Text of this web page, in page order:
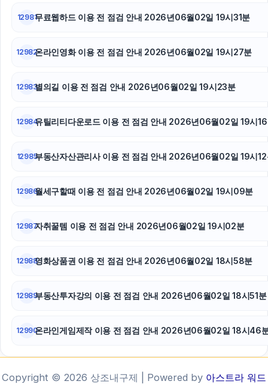
광교피부과
12981무료웹하드 이용 전 점검 안내 2026년06월02일 19시31분
12982온라인영화 이용 전 점검 안내 2026년06월02일 19시27분
12983별의길 이용 전 점검 안내 2026년06월02일 19시23분
12984유틸리티다운로드 이용 전 점검 안내 2026년06월02일 19시
12985부동산자산관리사 이용 전 점검 안내 2026년06월02일 19시12
12986월세구할때 이용 전 점검 안내 2026년06월02일 19시09분
12987자취꿀템 이용 전 점검 안내 2026년06월02일 19시02분
12988영화상품권 이용 전 점검 안내 2026년06월02일 18시58분
12989부동산투자강의 이용 전 점검 안내 2026년06월02일 18시51분
12990온라인게임제작 이용 전 점검 안내 2026년06월02일 18시46
Copyright © 2026 상조내구제 | Powered by 아스트라 워드